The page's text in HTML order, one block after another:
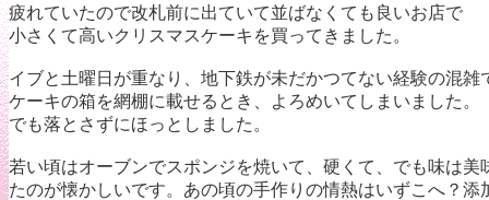
疲れていたので改札前に出ていて並ばなくても良いお店で
小さくて高いクリスマスケーキを買ってきました。
イブと土曜日が重なり、地下鉄が未だかつてない経験の混雑
ケーキの箱を網棚に載せるとき、よろめいてしまいました。
でも落とさずにほっとしました。
若い頃はオーブンでスポンジを焼いて、硬くて、でも味は
たのが懐かしいです。あの頃の手作りの情熱はいずこへ？